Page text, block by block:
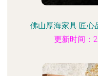
佛山厚海家具 匠心
更新时间：